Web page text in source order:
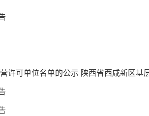
位名单的公示 陕西省西咸新区基层工作部